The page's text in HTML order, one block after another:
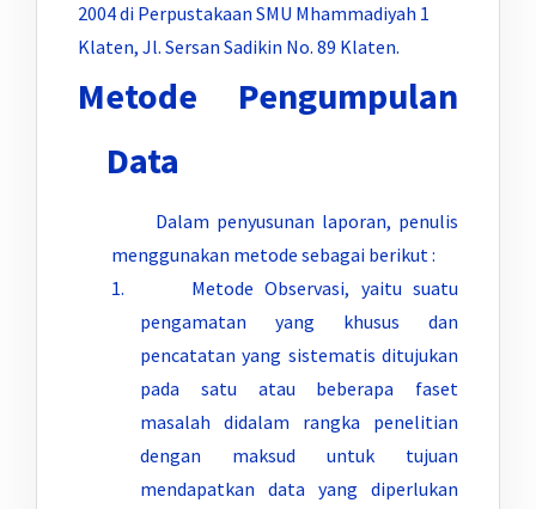
2004 di Perpustakaan SMU Mhammadiyah 1
Klaten, Jl. Sersan Sadikin No. 89 Klaten.
Metode Pengumpulan
Data
Dalam penyusunan laporan, penulis
menggunakan metode sebagai berikut :
1. Metode Observasi, yaitu suatu
pengamatan yang khusus dan
pencatatan yang sistematis ditujukan
pada satu atau beberapa faset
masalah didalam rangka penelitian
dengan maksud untuk tujuan
mendapatkan data yang diperlukan